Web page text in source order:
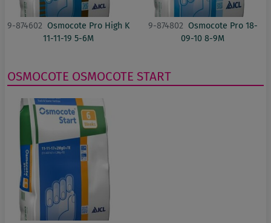
9-874602 Osmocote Pro High K
11-11-19 5-6M
9-874802 Osmocote Pro 18-
09-10 8-9M
OSMOCOTE OSMOCOTE START